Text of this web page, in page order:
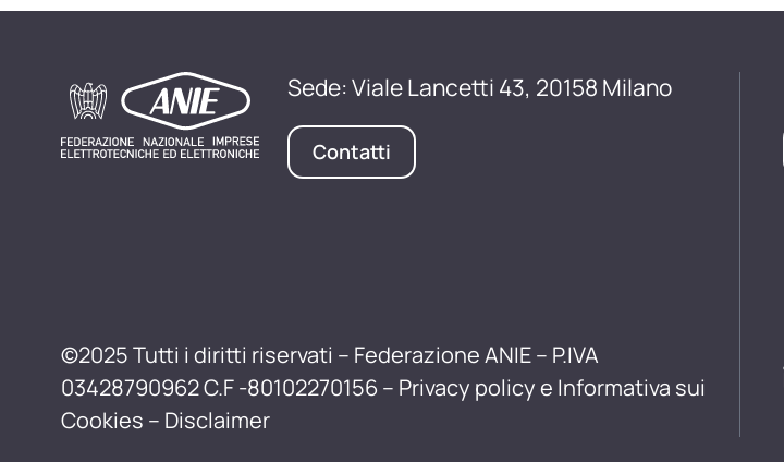
Sede: Viale Lancetti 43, 20158 Milano
Contatti
©2025 Tutti i diritti riservati – Federazione ANIE – P.IVA
03428790962 C.F -80102270156 – Privacy policy e Informativa sui
Cookies – Disclaimer